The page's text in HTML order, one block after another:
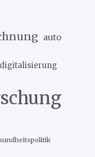
auto
digitalisierung